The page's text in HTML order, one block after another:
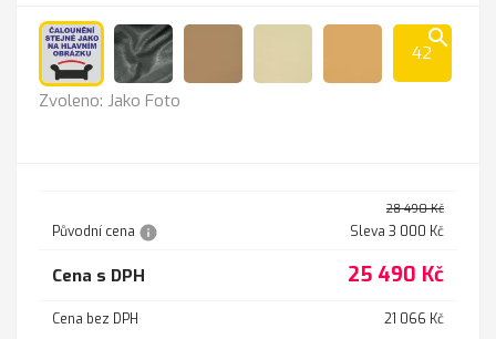
Jako
Anthrazit
search
42
Zvoleno: Jako Foto
Původní cena info
28 490 Kč
Sleva 3 000 Kč
Cena s DPH 25 490 Kč
Cena bez DPH 21 066 Kč